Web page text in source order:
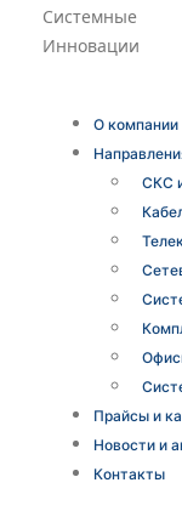
Системные
Инновации
О компании
СКС
Прайсы и
Новости и
Контакты